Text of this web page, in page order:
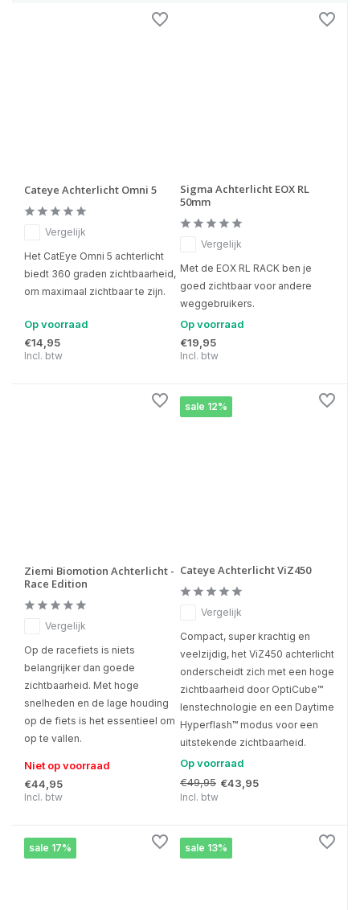
Cateye Achterlicht Omni 5
Vergelijk
Het CatEye Omni 5 achterlicht
biedt 360 graden zichtbaarheid,
om maximaal zichtbaar te zijn.
Op voorraad
€14,95
Incl. btw
Sigma Achterlicht EOX RL
50mm
Vergelijk
Met de EOX RL RACK ben je
goed zichtbaar voor andere
weggebruikers.
Op voorraad
€19,95
Incl. btw
Ziemi Biomotion Achterlicht -
Race Edition
Vergelijk
Op de racefiets is niets
belangrijker dan goede
zichtbaarheid. Met hoge
snelheden en de lage houding
op de fiets is het essentieel om
op te vallen.
Niet op voorraad
€44,95
Incl. btw
sale 12%
Cateye Achterlicht ViZ450
Vergelijk
Compact, super krachtig en
veelzijdig, het ViZ450 achterlicht
onderscheidt zich met een hoge
zichtbaarheid door OptiCube™
lenstechnologie en een Daytime
Hyperflash™ modus voor een
uitstekende zichtbaarheid.
Op voorraad
€49,95 €43,95
Incl. btw
sale 17% sale 13%